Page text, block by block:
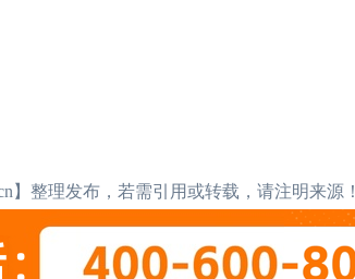
整理发布，若需引用或转载，请注明来源！